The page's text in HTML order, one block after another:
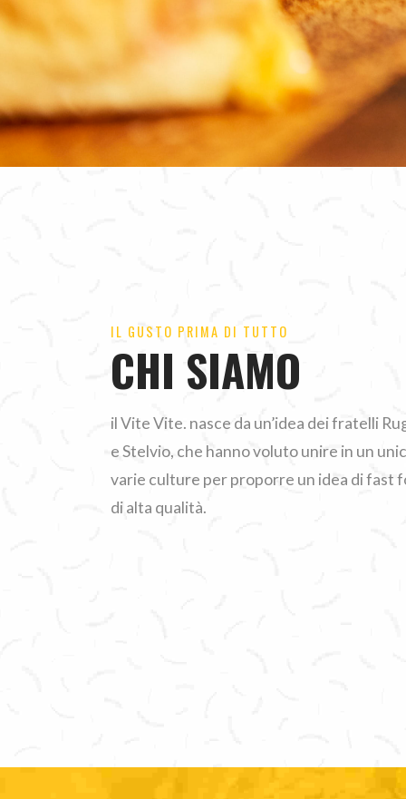
IL GUSTO PRIMA DI TUTTO
CHI SIAMO
il Vite Vite. nasce da un’idea dei fratelli
e Stelvio, che hanno voluto unire in un
varie culture per proporre un idea di fast
di alta qualità.